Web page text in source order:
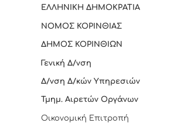
ΕΛΛΗΝΙΚΗ ΔΗΜΟΚΡΑΤΙΑ
ΝΟΜΟΣ ΚΟΡΙΝΘΙΑΣ
ΔΗΜΟΣ ΚΟΡΙΝΘΙΩΝ
Γενική Δ/νση
Δ/νση Δ/κών Υπηρεσιών
Τμημ. Αιρετών Οργάνων
Οικονομική Επιτροπή